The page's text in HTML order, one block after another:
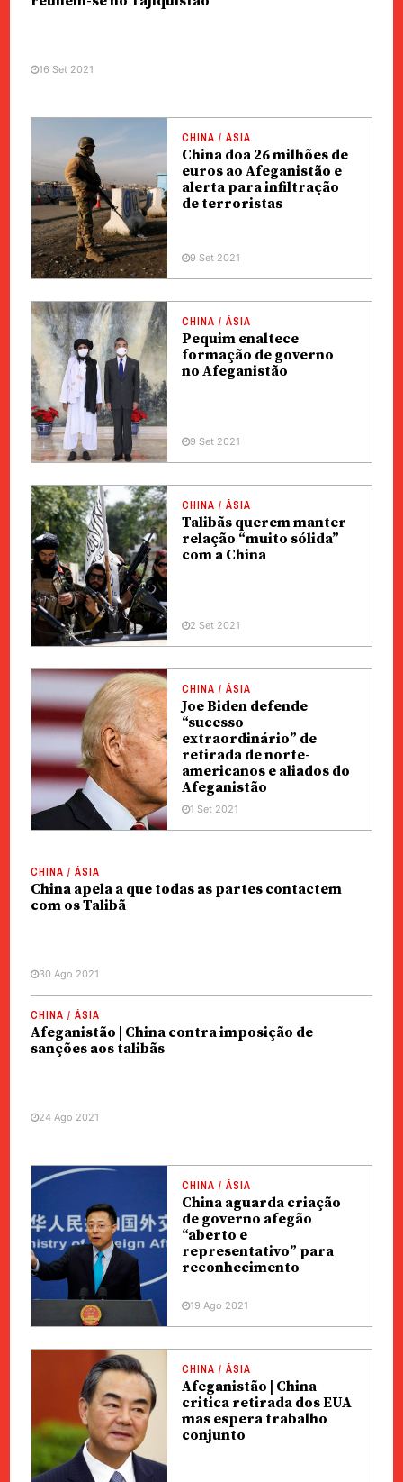
16 Set 2021
CHINA / ÁSIA
China doa 26 milhões de
euros ao Afeganistão e
alerta para infiltração
de terroristas
9 Set 2021
CHINA / ÁSIA
Pequim enaltece
formação de governo
no Afeganistão
9 Set 2021
CHINA / ÁSIA
Talibãs querem manter
relação “muito sólida”
com a China
2 Set 2021
CHINA / ÁSIA
Joe Biden defende
“sucesso
extraordinário” de
retirada de norte-
americanos e aliados do
Afeganistão
1 Set 2021
CHINA / ÁSIA
China apela a que todas as partes contactem
com os Talibã
30 Ago 2021
CHINA / ÁSIA
Afeganistão | China contra imposição de
sanções aos talibãs
24 Ago 2021
CHINA / ÁSIA
China aguarda criação
de governo afegão
“aberto e
representativo” para
reconhecimento
19 Ago 2021
CHINA / ÁSIA
Afeganistão | China
critica retirada dos EUA
mas espera trabalho
conjunto